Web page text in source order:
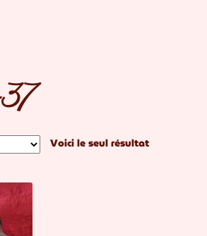
Voici le seul résultat